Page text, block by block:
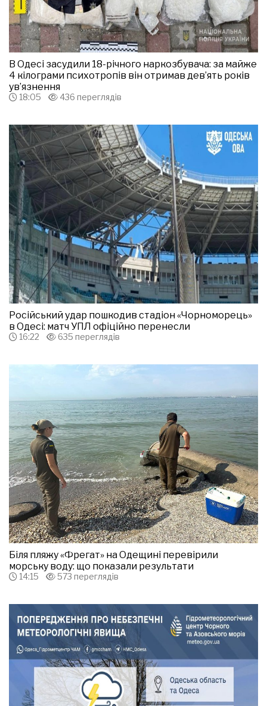
В Одесі засудили 18-річного наркозбувача: за майже
4 кілограми психотропів він отримав дев’ять років
ув’язнення
18:05 436 переглядів
Російський удар пошкодив стадіон «Чорноморець»
в Одесі: матч УПЛ офіційно перенесли
16:22 635 переглядів
Біля пляжу «Фрегат» на Одещині перевірили
морську воду: що показали результати
14:15 573 переглядів